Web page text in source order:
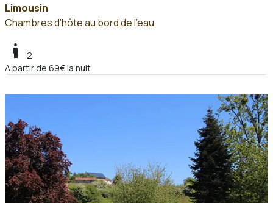
Limousin
Chambres d'hôte au bord de l'eau
boy
2
A partir de 69€ la nuit